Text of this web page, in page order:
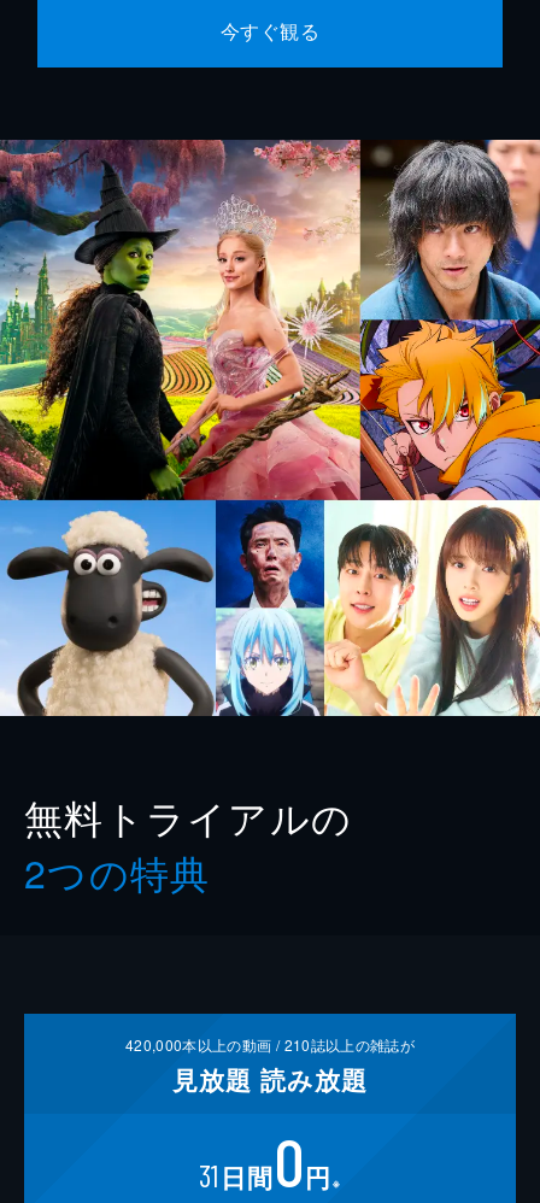
今すぐ観る
無料トライアルの
2つの特典
420,000本以上の動画 /210誌以上の雑誌が
見放題 読み放題
31 日間0円 ※